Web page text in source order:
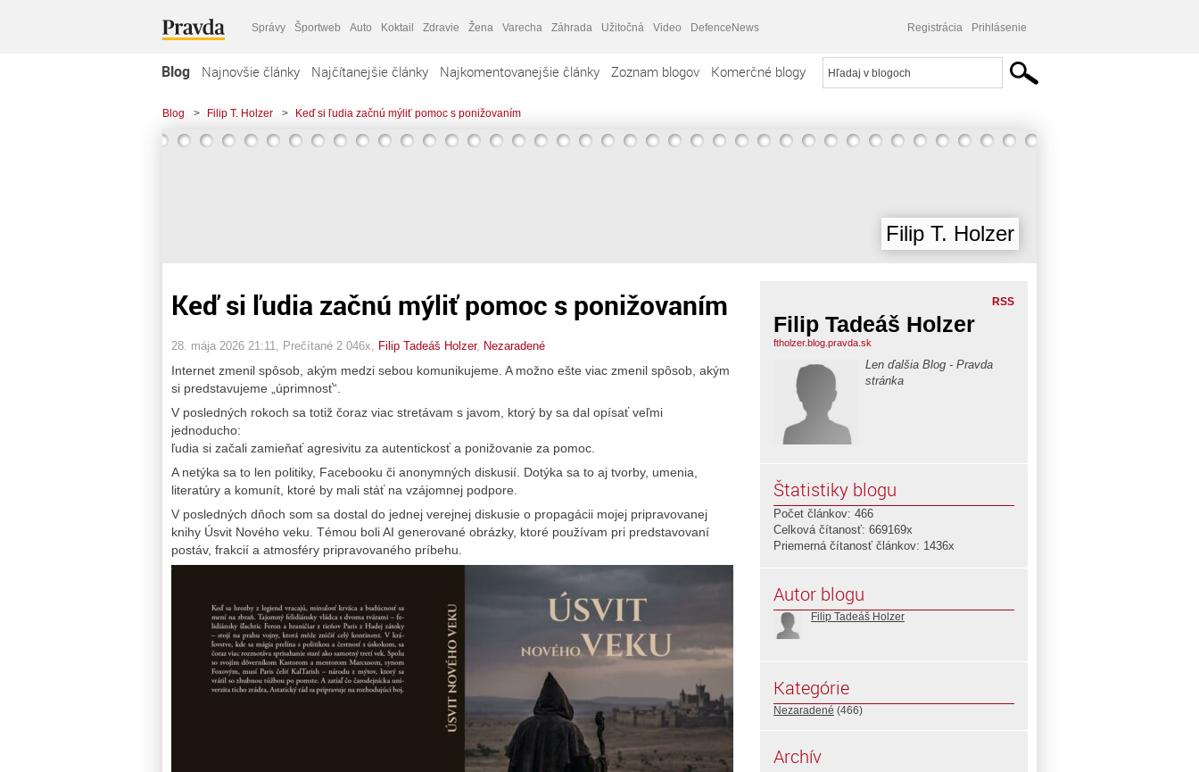
Správy Športweb Auto Koktail Zdravie Žena Varecha Záhrada Užitočná Video DefenceNews Registrácia Prihlásenie
Blog Najnovšie články Najčítanejšie články Najkomentovanejšie články Zoznam blogov Komerčné blogy
Blog > Filip T. Holzer > Keď si ľudia začnú mýliť pomoc s ponižovaním
Filip T. Holzer
Keď si ľudia začnú mýliť pomoc s ponižovaním
28. mája 2026 21:11 , Prečítané 2 046x, Filip Tadeáš Holzer, Nezaradené
Internet zmenil spôsob, akým medzi sebou komunikujeme. A možno ešte viac zmenil spôsob, akým
si predstavujeme „úprimnosť“.
V posledných rokoch sa totiž čoraz viac stretávam s javom, ktorý by sa dal opísať veľmi
jednoducho:
ľudia si začali zamieňať agresivitu za autentickosť a ponižovanie za pomoc.
A netýka sa to len politiky, Facebooku či anonymných diskusií. Dotýka sa to aj tvorby, umenia,
literatúry a komunít, ktoré by mali stáť na vzájomnej podpore.
V posledných dňoch som sa dostal do jednej verejnej diskusie o propagácii mojej pripravovanej
knihy Úsvit Nového veku. Témou boli AI generované obrázky, ktoré používam pri predstavovaní
postáv, frakcií a atmosféry pripravovaného príbehu.
RSS
Filip Tadeáš Holzer
ftholzer.blog.pravda.sk
Len ďalšia Blog - Pravda
stránka
Štatistiky blogu
Počet článkov: 466
Celková čítanosť: 669169x
Priemerná čítanosť článkov: 1436x
Autor blogu
Filip Tadeáš Holzer
Kategórie
Nezaradené (466)
Archív